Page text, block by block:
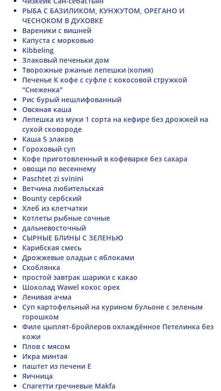
РЫБА С БАЗИЛИКОМ, КУНЖУТОМ, ОРЕГАНО И
ЧЕСНОКОМ В ДУХОВКЕ
Вареники с вишней
Капуста с морковью
Kibbeling
Злаковый печеньки дом
Творожные ржаные лепешки (копия)
Печенье К кофе с суфле с кокосовой стружкой
"Снеженка"
Рис бурый нешлифованный
Овсяная каша
Лепешка из муки 1 сорта на кефире без дрожжей на
сухой сковороде
Каша 5 злаков
Гороховый суп
Кофе приготовленный в кофеварке без сахара
овощи по весеннему
Paschtet zi svinini
Ветчина любительская
Bounty сербский
Хлеб из клетчатки
Котлеты рыбные сочные
дальневосточный
СЫРНЫЕ БЛИНЫ С ЗЕЛЕНЬЮ
Карибская смесь
Дрожжевые оладьи с яблоками
Скоблянка
простой завтрак шарики с какао
Шоколад Wawel кокос орех
Ленивая ачма
Суп картофельный на курином бульоне с зеленым
горошком
Филе цыплят-бройлеров охлаждённое Петелинка без
кожи
Плов с мясом
Икра минтая
паштет из печени Е
Яичница
Спагетти гречневые Makfa